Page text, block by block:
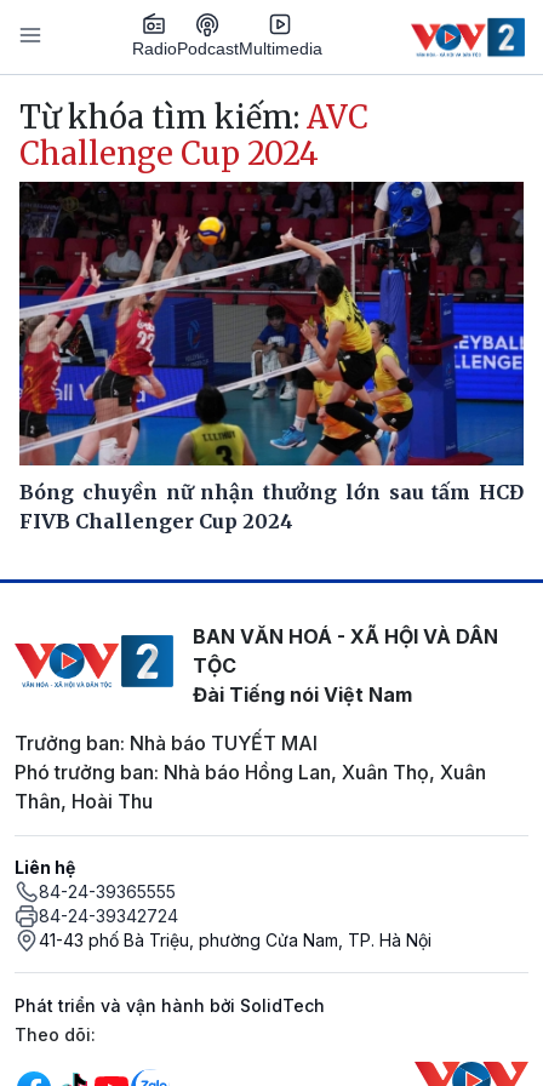
Nhảy đến nội dung
RadioPodcastMultimedia
Main navigation
Từ khóa tìm kiếm: AVC
Challenge Cup 2024
Bóng chuyền nữ nhận thưởng lớn sau tấm HCĐ
FIVB Challenger Cup 2024
BAN VĂN HOÁ - XÃ HỘI VÀ DÂN
TỘC
Đài Tiếng nói Việt Nam
Trưởng ban: Nhà báo TUYẾT MAI
Phó trưởng ban: Nhà báo Hồng Lan, Xuân Thọ, Xuân
Thân, Hoài Thu
Liên hệ
84-24-39365555
84-24-39342724
41-43 phố Bà Triệu, phường Cửa Nam, TP. Hà Nội
Phát triển và vận hành bởi SolidTech
Mạng xã hội
Theo dõi: